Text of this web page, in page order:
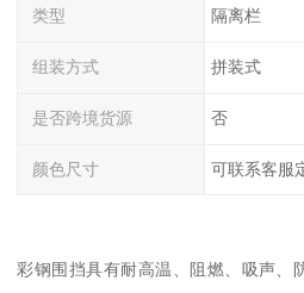
类型 隔离栏
组装方式 拼装式
是否跨境货源 否
颜色尺寸 可联系客服
彩钢围挡具有耐高温、阻燃、吸声、